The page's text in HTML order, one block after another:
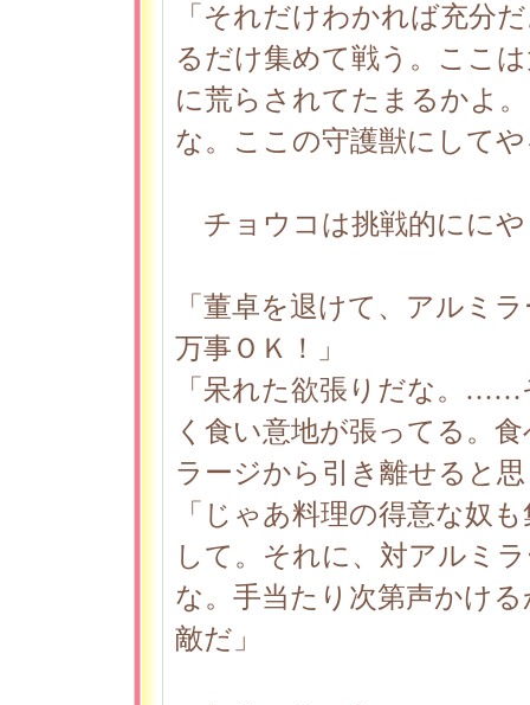
「それだけわかれば充分
るだけ集めて戦う。ここ
に荒らされてたまるかよ
な。ここの守護獣にして
チョウコは挑戦的にに
「董卓を退けて、アルミ
万事ＯＫ！」
「呆れた欲張りだな。
く食い意地が張ってる。
ラージから引き離せると
「じゃあ料理の得意な奴
して。それに、対アルミ
な。手当たり次第声かけ
敵だ」